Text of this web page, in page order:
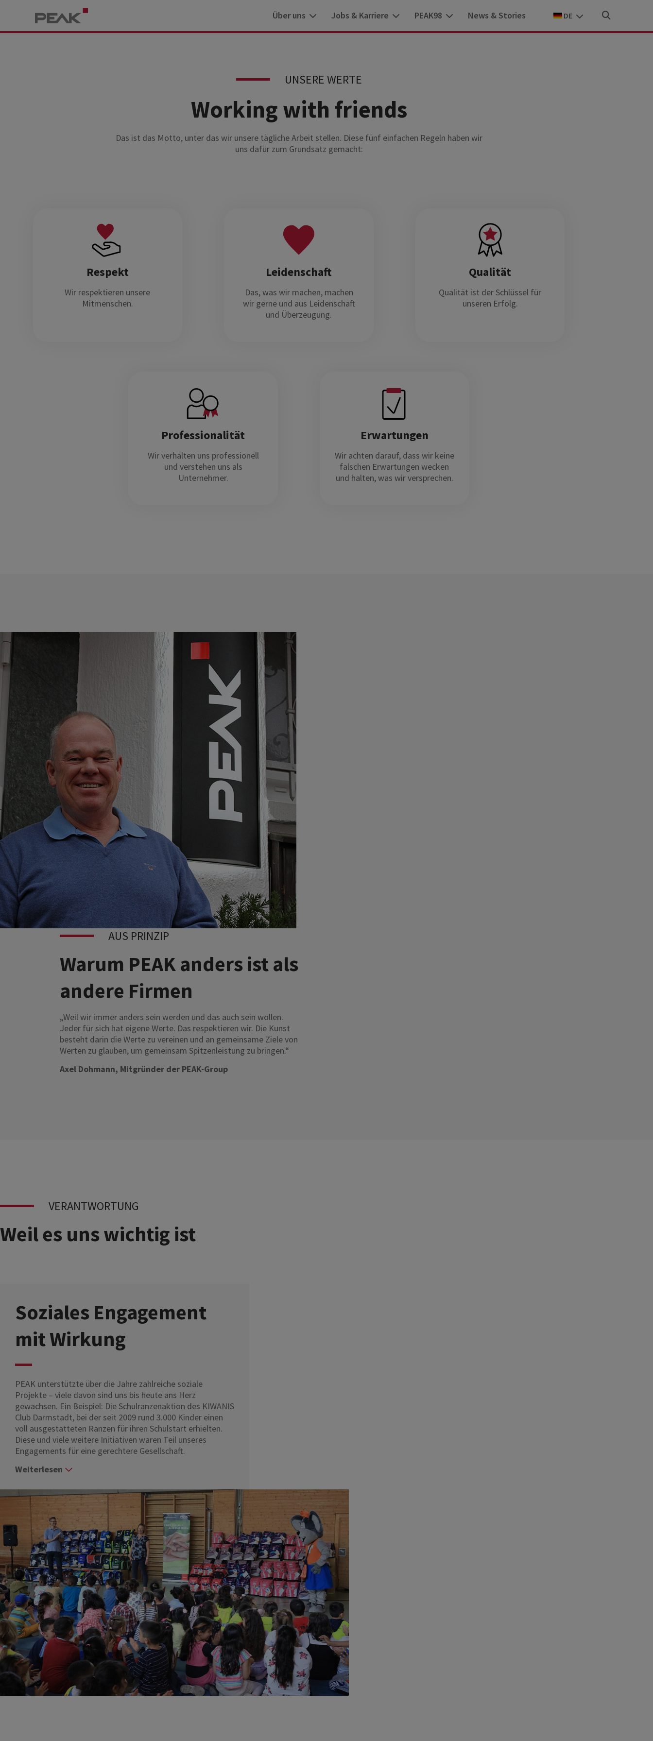
Über uns Jobs & Karriere PEAK98 News & Stories Sprache auswählen
DE
UNSERE WERTE
Working with friends
Das ist das Motto, unter das wir unsere tägliche Arbeit stellen. Diese fünf einfachen Regeln haben wir
uns dafür zum Grundsatz gemacht:
Respekt
Wir respektieren unsere
Mitmenschen.
Leidenschaft
Das, was wir machen, machen
wir gerne und aus Leidenschaft
und Überzeugung.
Qualität
Qualität ist der Schlüssel für
unseren Erfolg.
Professionalität
Wir verhalten uns professionell
und verstehen uns als
Unternehmer.
Erwartungen
Wir achten darauf, dass wir keine
falschen Erwartungen wecken
und halten, was wir versprechen.
AUS PRINZIP
Warum PEAK anders ist als
andere Firmen
„Weil wir immer anders sein werden und das auch sein wollen.
Jeder für sich hat eigene Werte. Das respektieren wir. Die Kunst
besteht darin die Werte zu vereinen und an gemeinsame Ziele von
Werten zu glauben, um gemeinsam Spitzenleistung zu bringen.“
Axel Dohmann, Mitgründer der PEAK-Group
VERANTWORTUNG
Weil es uns wichtig ist
Soziales Engagement
mit Wirkung
PEAK unterstützte über die Jahre zahlreiche soziale
Projekte – viele davon sind uns bis heute ans Herz
gewachsen. Ein Beispiel: Die Schulranzenaktion des KIWANIS
Club Darmstadt, bei der seit 2009 rund 3.000 Kinder einen
voll ausgestatteten Ranzen für ihren Schulstart erhielten.
Diese und viele weitere Initiativen waren Teil unseres
Engagements für eine gerechtere Gesellschaft.
Weiterlesen